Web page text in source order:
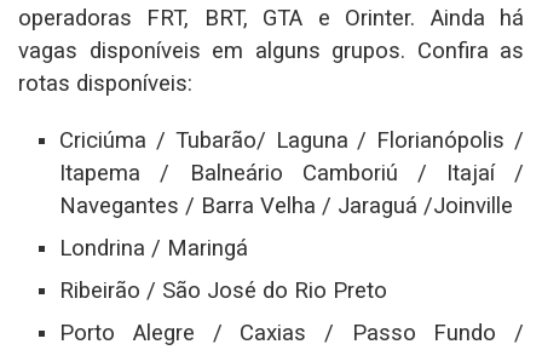
operadoras FRT, BRT, GTA e Orinter. Ainda há
vagas disponíveis em alguns grupos. Confira as
rotas disponíveis:
Criciúma / Tubarão/ Laguna / Florianópolis /
Itapema / Balneário Camboriú / Itajaí /
Navegantes / Barra Velha / Jaraguá /Joinville
Londrina / Maringá
Ribeirão / São José do Rio Preto
Porto Alegre / Caxias / Passo Fundo /